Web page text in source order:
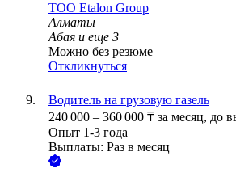
ТОО Etalon Group
Алматы
Абая и еще 3
Можно без резюме
Откликнуться
Водитель на грузовую газель
240 000 – 360 000 ₸ за месяц, до
Опыт 1-3 года
Выплаты: Раз в месяц